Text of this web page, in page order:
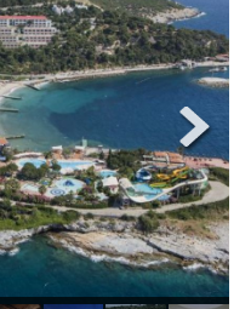
Запитване